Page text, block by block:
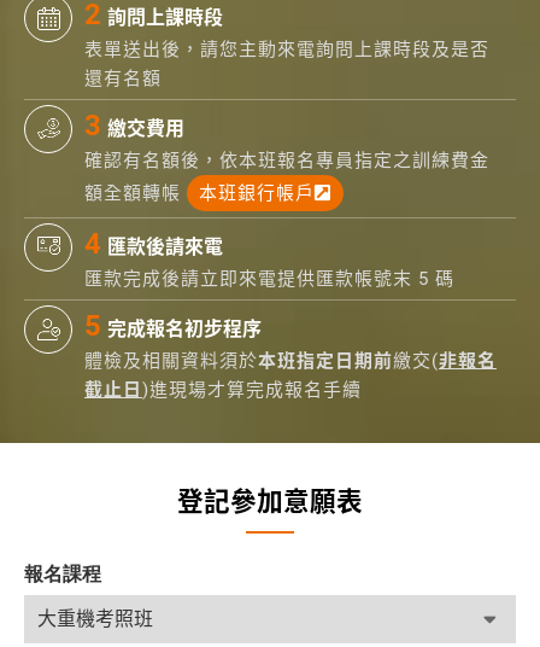
詢問上課時段
表單送出後，請您主動來電詢問上課時段及是否
還有名額
繳交費用
確認有名額後，依本班報名專員指定之訓練費金
額全額轉帳
本班銀行帳戶
匯款後請來電
匯款完成後請立即來電提供匯款帳號末 5 碼
完成報名初步程序
體檢及相關資料須於本班指定日期前繳交(非報名
截止日 )進現場才算完成報名手續
登記參加意願表
報名課程